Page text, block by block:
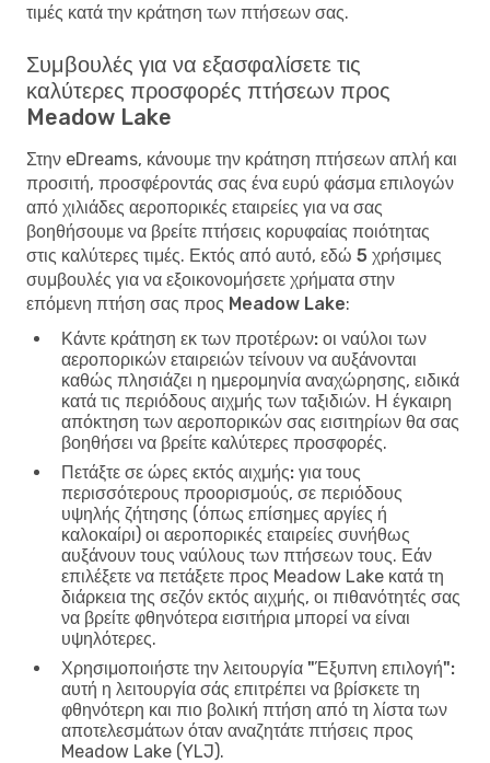
τιμές κατά την κράτηση των πτήσεων σας.
Συμβουλές για να εξασφαλίσετε τις
καλύτερες προσφορές πτήσεων προς
Meadow Lake
Στην eDreams, κάνουμε την κράτηση πτήσεων απλή και
προσιτή, προσφέροντάς σας ένα ευρύ φάσμα επιλογών
από χιλιάδες αεροπορικές εταιρείες για να σας
βοηθήσουμε να βρείτε πτήσεις κορυφαίας ποιότητας
στις καλύτερες τιμές. Εκτός από αυτό, εδώ 5 χρήσιμες
συμβουλές για να εξοικονομήσετε χρήματα στην
επόμενη πτήση σας προς Meadow Lake:
Κάντε κράτηση εκ των προτέρων: οι ναύλοι των
αεροπορικών εταιρειών τείνουν να αυξάνονται
καθώς πλησιάζει η ημερομηνία αναχώρησης, ειδικά
κατά τις περιόδους αιχμής των ταξιδιών. Η έγκαιρη
απόκτηση των αεροπορικών σας εισιτηρίων θα σας
βοηθήσει να βρείτε καλύτερες προσφορές.
Πετάξτε σε ώρες εκτός αιχμής: για τους
περισσότερους προορισμούς, σε περιόδους
υψηλής ζήτησης (όπως επίσημες αργίες ή
καλοκαίρι) οι αεροπορικές εταιρείες συνήθως
αυξάνουν τους ναύλους των πτήσεων τους. Εάν
επιλέξετε να πετάξετε προς Meadow Lake κατά τη
διάρκεια της σεζόν εκτός αιχμής, οι πιθανότητές σας
να βρείτε φθηνότερα εισιτήρια μπορεί να είναι
υψηλότερες.
Χρησιμοποιήστε την λειτουργία "Έξυπνη επιλογή":
αυτή η λειτουργία σάς επιτρέπει να βρίσκετε τη
φθηνότερη και πιο βολική πτήση από τη λίστα των
αποτελεσμάτων όταν αναζητάτε πτήσεις προς
Meadow Lake (YLJ).